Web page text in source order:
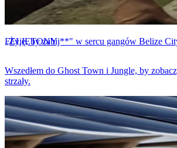
FELIETONY
„Żyję, by zabij**" w sercu gangów Belize
Wszedłem do Ghost Town i Jungle, by
strzały.